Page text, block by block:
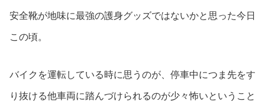
安全靴が地味に最強の護身グッズではないかと思った今日
この頃。
バイクを運転している時に思うのが、停車中につま先をす
り抜ける他車両に踏んづけられるのが少々怖いということ